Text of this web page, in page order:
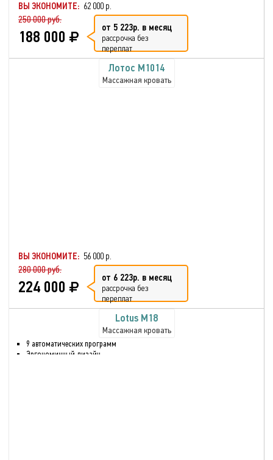
ВЫ ЭКОНОМИТЕ: 62 000 р.
250 000 руб.
188 000 от 5 223р. в месяц
рассрочка без
переплат
Лотос М1014
Массажная кровать
ВЫ ЭКОНОМИТЕ: 56 000 р.
280 000 руб.
224 000 от 6 223р. в месяц
рассрочка без
переплат
Lotus M18
Массажная кровать
9 автоматических программ
Эргономичный дизайн